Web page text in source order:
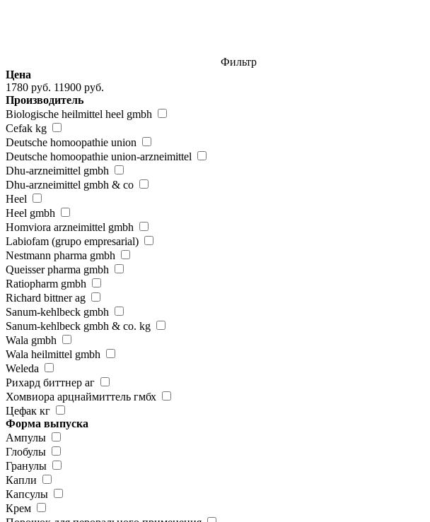
Фильтр
Цена
1780 руб. 11900 руб.
Производитель
Biologische heilmittel heel gmbh
Cefak kg
Deutsche homoopathie union
Deutsche homoopathie union-arzneimittel
Dhu-arzneimittel gmbh
Dhu-arzneimittel gmbh & co
Heel
Heel gmbh
Homviora arzneimittel gmbh
Labiofam (grupo empresarial)
Nestmann pharma gmbh
Queisser pharma gmbh
Ratiopharm gmbh
Richard bittner ag
Sanum-kehlbeck gmbh
Sanum-kehlbeck gmbh & co. kg
Wala gmbh
Wala heilmittel gmbh
Weleda
Рихард биттнер аг
Хомвиора арцнаймиттель гмбх
Цефак кг
Форма выпуска
Ампулы
Глобулы
Гранулы
Капли
Капсулы
Крем